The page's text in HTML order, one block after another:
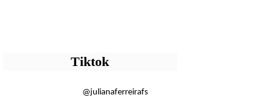
Tiktok
@julianaferreirafs